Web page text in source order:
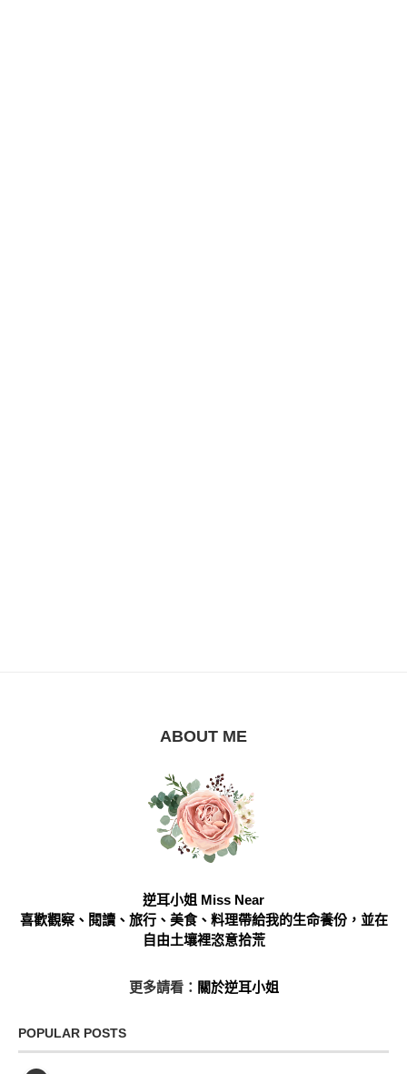
ABOUT ME
逆耳小姐 Miss Near
喜歡觀察、閱讀、旅行、美食、料理帶給我的生命養份，並在
自由土壤裡恣意拾荒
更多請看： 關於逆耳小姐
POPULAR POSTS